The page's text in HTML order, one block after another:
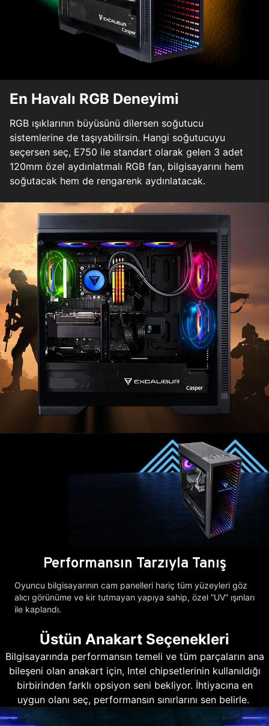
En Havalı RGB Deneyimi
RGB ışıklarının büyüsünü dilersen soğutucu
sistemlerine de taşıyabilirsin. Hangi soğutucuyu
seçersen seç, E750 ile standart olarak gelen 3 adet
120mm özel aydınlatmalı RGB fan, bilgisayarını hem
soğutacak hem de rengarenk aydınlatacak.
Performansın Tarzıyla Tanış
Oyuncu bilgisayarının cam panelleri hariç tüm yüzeyleri göz
alıcı görünüme ve kir tutmayan yapıya sahip, özel “UV” ışınları
ile kaplandı.
Üstün Anakart Seçenekleri
Bilgisayarında performansın temeli ve tüm parçaların ana
bileşeni olan anakart için, Intel chipsetlerinin kullanıldığı
birbirinden farklı opsiyon seni bekliyor. İhtiyacına en
uygun olanı seç, performansın sınırlarını sen belirle.